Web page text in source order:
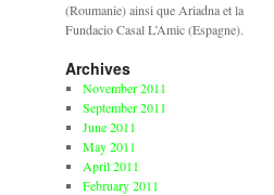
(Roumanie) ainsi que Ariadna et la
Fundacio Casal L’Amic (Espagne).
Archives
November 2011
September 2011
June 2011
May 2011
April 2011
February 2011